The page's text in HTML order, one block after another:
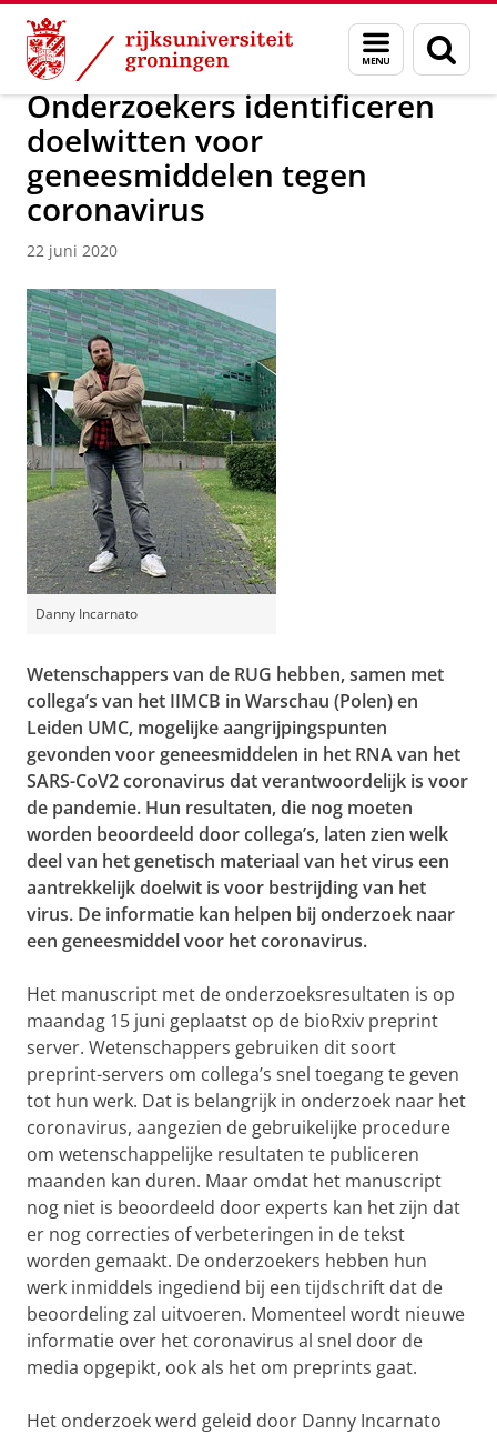
Skip
Content
Skip
Navigation
Menu
en
zoeken
Over ons Actueel Nieuws Nieuwsberichten
Onderzoekers identificeren
doelwitten voor
geneesmiddelen tegen
coronavirus
22 juni 2020
Danny Incarnato
Wetenschappers van de RUG hebben, samen met
collega’s van het IIMCB in Warschau (Polen) en
Leiden UMC, mogelijke aangrijpingspunten
gevonden voor geneesmiddelen in het RNA van het
SARS-CoV2 coronavirus dat verantwoordelijk is voor
de pandemie. Hun resultaten, die nog moeten
worden beoordeeld door collega’s, laten zien welk
deel van het genetisch materiaal van het virus een
aantrekkelijk doelwit is voor bestrijding van het
virus. De informatie kan helpen bij onderzoek naar
een geneesmiddel voor het coronavirus.
Het manuscript met de onderzoeksresultaten is op
maandag 15 juni geplaatst op de bioRxiv preprint
server. Wetenschappers gebruiken dit soort
preprint-servers om collega’s snel toegang te geven
tot hun werk. Dat is belangrijk in onderzoek naar het
coronavirus, aangezien de gebruikelijke procedure
om wetenschappelijke resultaten te publiceren
maanden kan duren. Maar omdat het manuscript
nog niet is beoordeeld door experts kan het zijn dat
er nog correcties of verbeteringen in de tekst
worden gemaakt. De onderzoekers hebben hun
werk inmiddels ingediend bij een tijdschrift dat de
beoordeling zal uitvoeren. Momenteel wordt nieuwe
informatie over het coronavirus al snel door de
media opgepikt, ook als het om preprints gaat.
Het onderzoek werd geleid door Danny Incarnato